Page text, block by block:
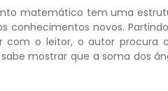
matemático tem uma
conhecimentos novos.
com o leitor, o autor procura
mostrar que a soma dos